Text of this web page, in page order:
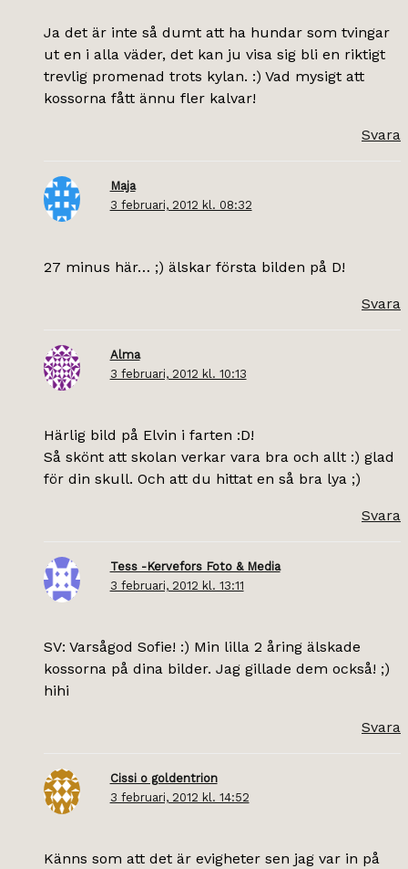
Ja det är inte så dumt att ha hundar som tvingar
ut en i alla väder, det kan ju visa sig bli en riktigt
trevlig promenad trots kylan. :) Vad mysigt att
kossorna fått ännu fler kalvar!
Svara
Maja
3 februari, 2012 kl. 08:32
27 minus här… ;) älskar första bilden på D!
Svara
Alma
3 februari, 2012 kl. 10:13
Härlig bild på Elvin i farten :D!
Så skönt att skolan verkar vara bra och allt :) glad
för din skull. Och att du hittat en så bra lya ;)
Svara
Tess -Kervefors Foto & Media
3 februari, 2012 kl. 13:11
SV: Varsågod Sofie! :) Min lilla 2 åring älskade
kossorna på dina bilder. Jag gillade dem också! ;)
hihi
Svara
Cissi o goldentrion
3 februari, 2012 kl. 14:52
Känns som att det är evigheter sen jag var in på